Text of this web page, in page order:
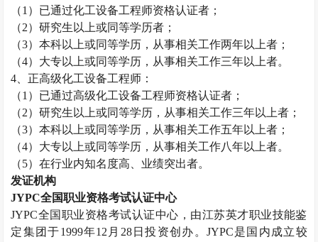
（1 ）已通过化工设备工程师资格认证者；
（2）研究生以上或同等学历者；
（3）本科以上或同等学历，从事相关工作两年以上者；
（4）大专以上或同等学历，从事相关工作三年以上者。
4 、正高级化工设备工程师：
（1 ）已通过高级化工设备工程师资格认证者；
（2）研究生以上或同等学历，从事相关工作三年以上者；
（3）本科以上或同等学历，从事相关工作五年以上者；
（4）大专以上或同等学历，从事相关工作八年以上者。
（5）在行业内知名度高、业绩突出者。
发证机构
JYPC全国职业资格考试认证中心
JYPC全国职业资格考试认证中心，由江苏英才职业技能鉴
定集团于1999年12 月 28日投资创办。 JYPC是国内成立较